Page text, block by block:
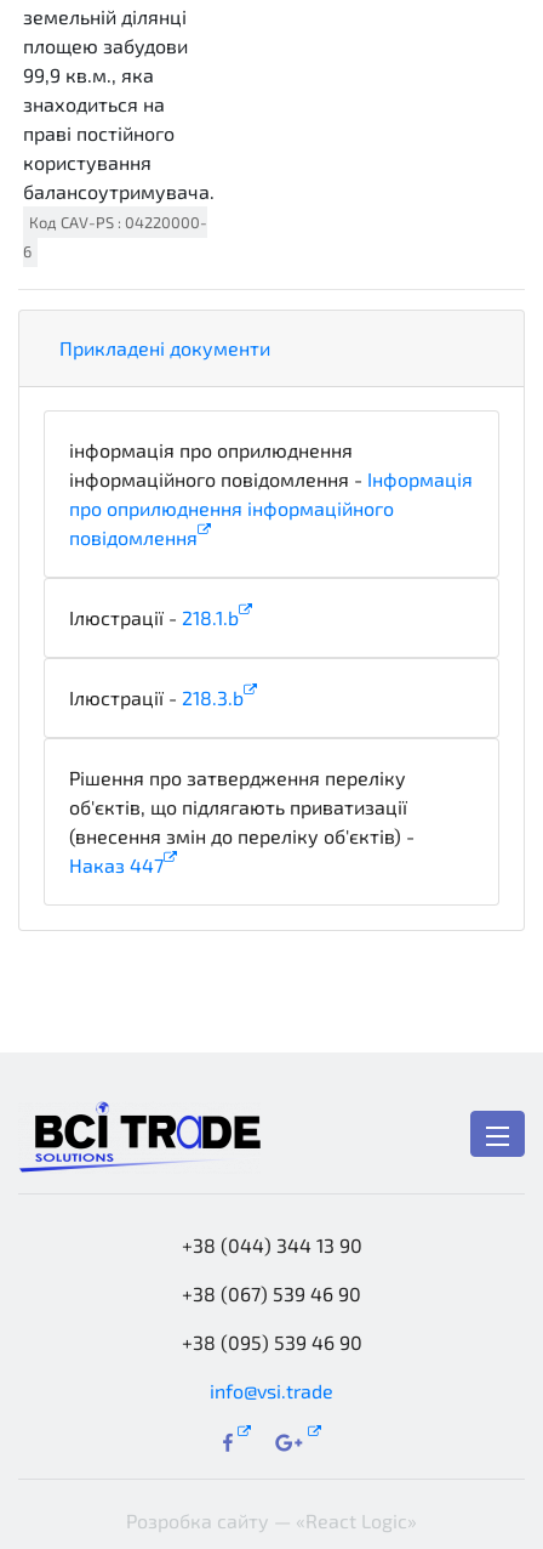
земельній ділянці
площею забудови
99,9 кв.м., яка
знаходиться на
праві постійного
користування
балансоутримувача.
Код CAV-PS : 04220000-
6
Прикладені документи
інформація про оприлюднення
інформаційного повідомлення - Інформація
про оприлюднення інформаційного
повідомлення
Ілюстрації - 218.1.b
Ілюстрації - 218.3.b
Рішення про затвердження переліку
об'єктів, що підлягають приватизації
(внесення змін до переліку об'єктів) -
Наказ 447
+38 (044) 344 13 90
+38 (067) 539 46 90
+38 (095) 539 46 90
info@vsi.trade
Розробка сайту — «React Logic»